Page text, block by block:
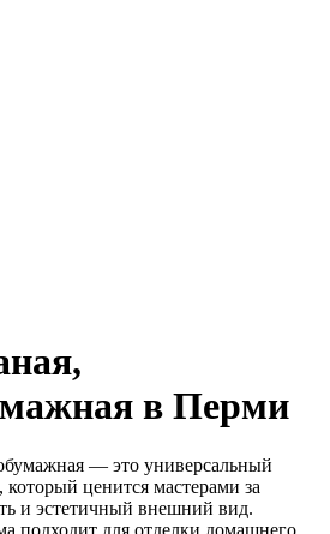
в Перми
— это универсальный
который ценится мастерами за
и эстетичный внешний вид.
подходит для отделки домашнего